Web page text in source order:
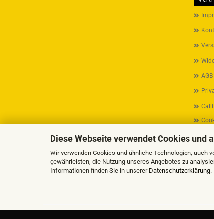
Diese Webseite verwendet Cookies und
Wir verwenden Cookies und ähnliche Technologien, auch
gewährleisten, die Nutzung unseres Angebotes zu
Informationen finden Sie in unserer Datenschutzerklärung.
AGB